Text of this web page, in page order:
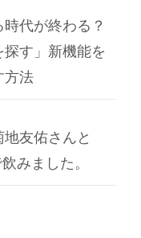
代が終わる？
探す」新機能を
方法
友佑さんと
みました。